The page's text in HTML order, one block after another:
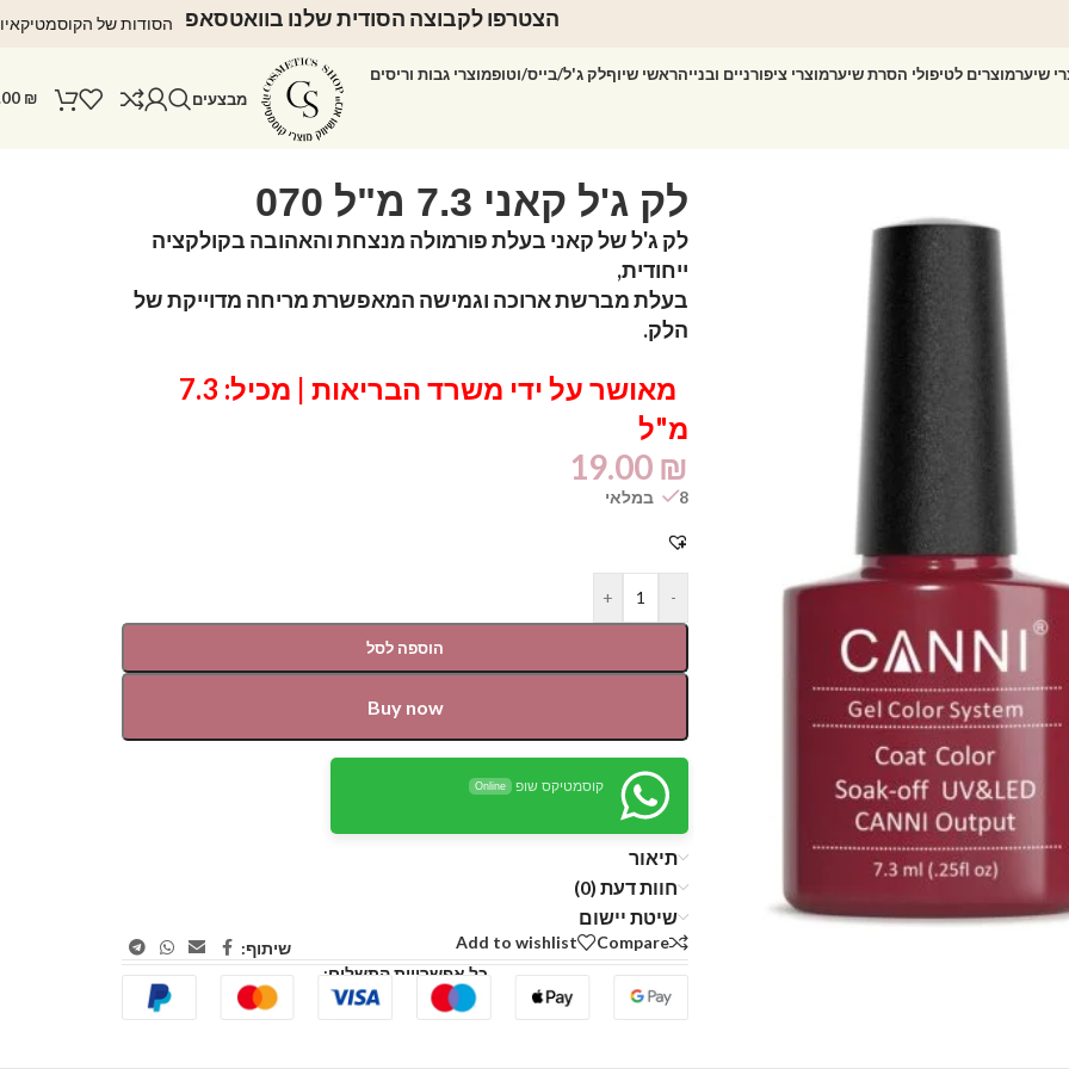
הצטרפו לקבוצה הסודית שלנו בוואטסאפ הסודות של
שיערמוצרים לטיפולי הסרת שיערמוצרי ציפורניים ובנייהראשי שיוףלק ג'ל/בייס/וטופמוצרי גבות וריסים
מבצעים ₪
לק ג'ל קאני 7.3 מ"ל 070
לק ג'ל של קאני בעלת פורמולה מנצחת והאהובה בקולקציה
ייחודית,
בעלת מברשת ארוכה וגמישה המאפשרת מריחה מדוייקת של
הלק.
מאושר על ידי משרד הבריאות | מכיל: 7.3
מ"ל
19.00 ₪
8 במלאי
-
+
הוספה לסל
Buy now
קוסמטיקס שופ Online
תיאור
חוות דעת (0)
שיטת יישום
Compare
Add to wishlist
שיתוף:
כל אפשרויות התשלום: